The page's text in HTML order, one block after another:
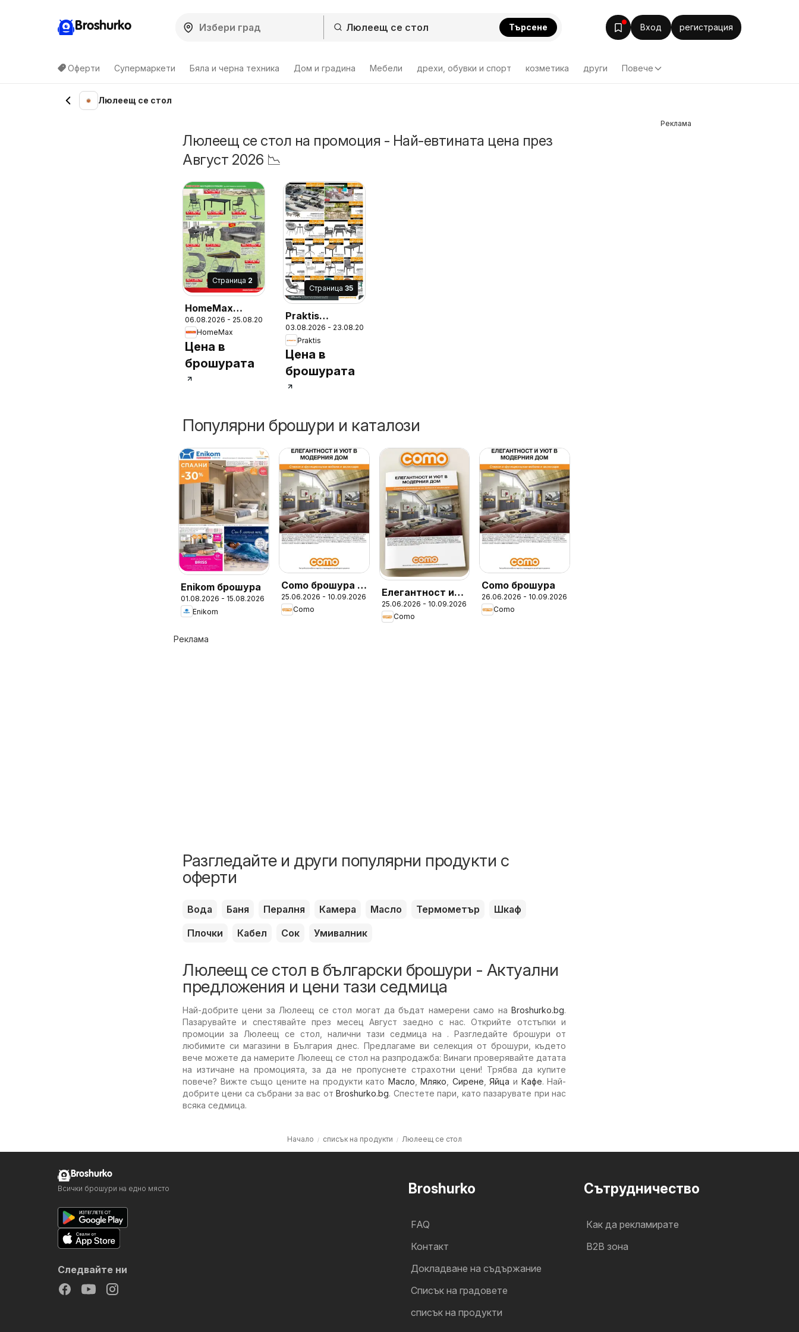
Broshurko Търсене Вход регистрация
Оферти Супермаркети Бяла и черна техника Дом и градина Мебели дрехи, обувки и спорт козметика други Повече
Люлеещ се стол
Люлеещ се стол на промоция - Най-евтината цена през
Август 2026 📉
Cтраница 2
HomeMax
брошура
06.08.2026 - 25.08.2026
HomeMax
Цена в
брошурата
Cтраница 35
Praktis
брошура
03.08.2026 - 23.08.2026
Praktis
Цена в
брошурата
Популярни брошури и каталози
Enikom брошура
01.08.2026 - 15.08.2026
Enikom
Como брошура -
Елегантност и
уют в модерния
25.06.2026 - 10.09.2026
Como
Елегантност и
уют в модерния
дом с COMO
25.06.2026 - 10.09.2026
Como
Como брошура
26.06.2026 - 10.09.2026
Como
Реклама
Разгледайте и други популярни продукти с
оферти
Вода Баня Пералня Камера Масло Термометър
Шкаф
Плочки
Кабел Сок Умивалник
Люлеещ се стол в български брошури - Актуални
предложения и цени тази седмица
Най-добрите цени за Люлеещ се стол могат да бъдат намерени само на Broshurko.bg.
Пазарувайте и спестявайте през месец Август заедно с нас. Открийте отстъпки и
промоции за Люлеещ се стол, налични тази седмица на . Разгледайте брошури от
любимите си магазини в България днес. Предлагаме ви селекция от брошури, където
вече можете да намерите Люлеещ се стол на разпродажба: Винаги проверявайте датата
на изтичане на промоцията, за да не пропуснете страхотни цени! Трябва да купите
повече? Вижте също цените на продукти като Масло ,Мляко Сирене ,Яйца и Кафе. Най-
добрите цени са събрани за вас отBroshurko.bg. Спестете пари, като пазарувате при нас
всяка седмица.
Начало списък на продукти Люлеещ се стол
Реклама
Broshurko
FAQ
Контакт
Докладване на съдържание
Cписък на градовете
списък на продукти
Cътрудничество
Как да рекламирате
B2B зона
Broshurko
Всички брошури на едно място
Следвайте ни